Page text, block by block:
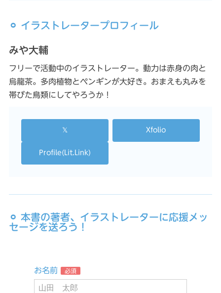
⚪︎ イラストレータープロフィール
みや大輔
フリーで活動中のイラストレーター。動力は赤身の肉と
烏龍茶。多肉植物とペンギンが大好き。おまえも丸みを
帯びた鳥類にしてやろうか！
𝕏 Xfolio
Profile(Lit.Link)
⚪︎ 本書の著者、イラストレーターに応援メッ
セージを送ろう！
お名前 必須